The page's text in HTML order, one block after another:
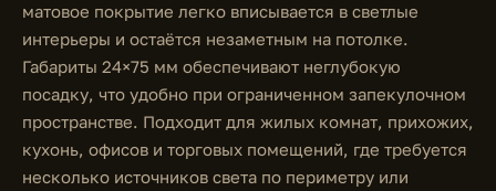
матовое покрытие легко вписывается в светлые
интерьеры и остаётся незаметным на потолке.
Габариты 24×75 мм обеспечивают неглубокую
посадку, что удобно при ограниченном запекулочном
пространстве. Подходит для жилых комнат, прихожих,
кухонь, офисов и торговых помещений, где требуется
несколько источников света по периметру или